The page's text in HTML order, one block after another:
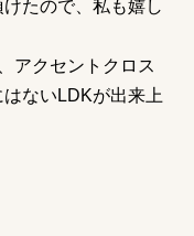
たので、私も嬉し
アクセントクロス
ないLDKが出来上